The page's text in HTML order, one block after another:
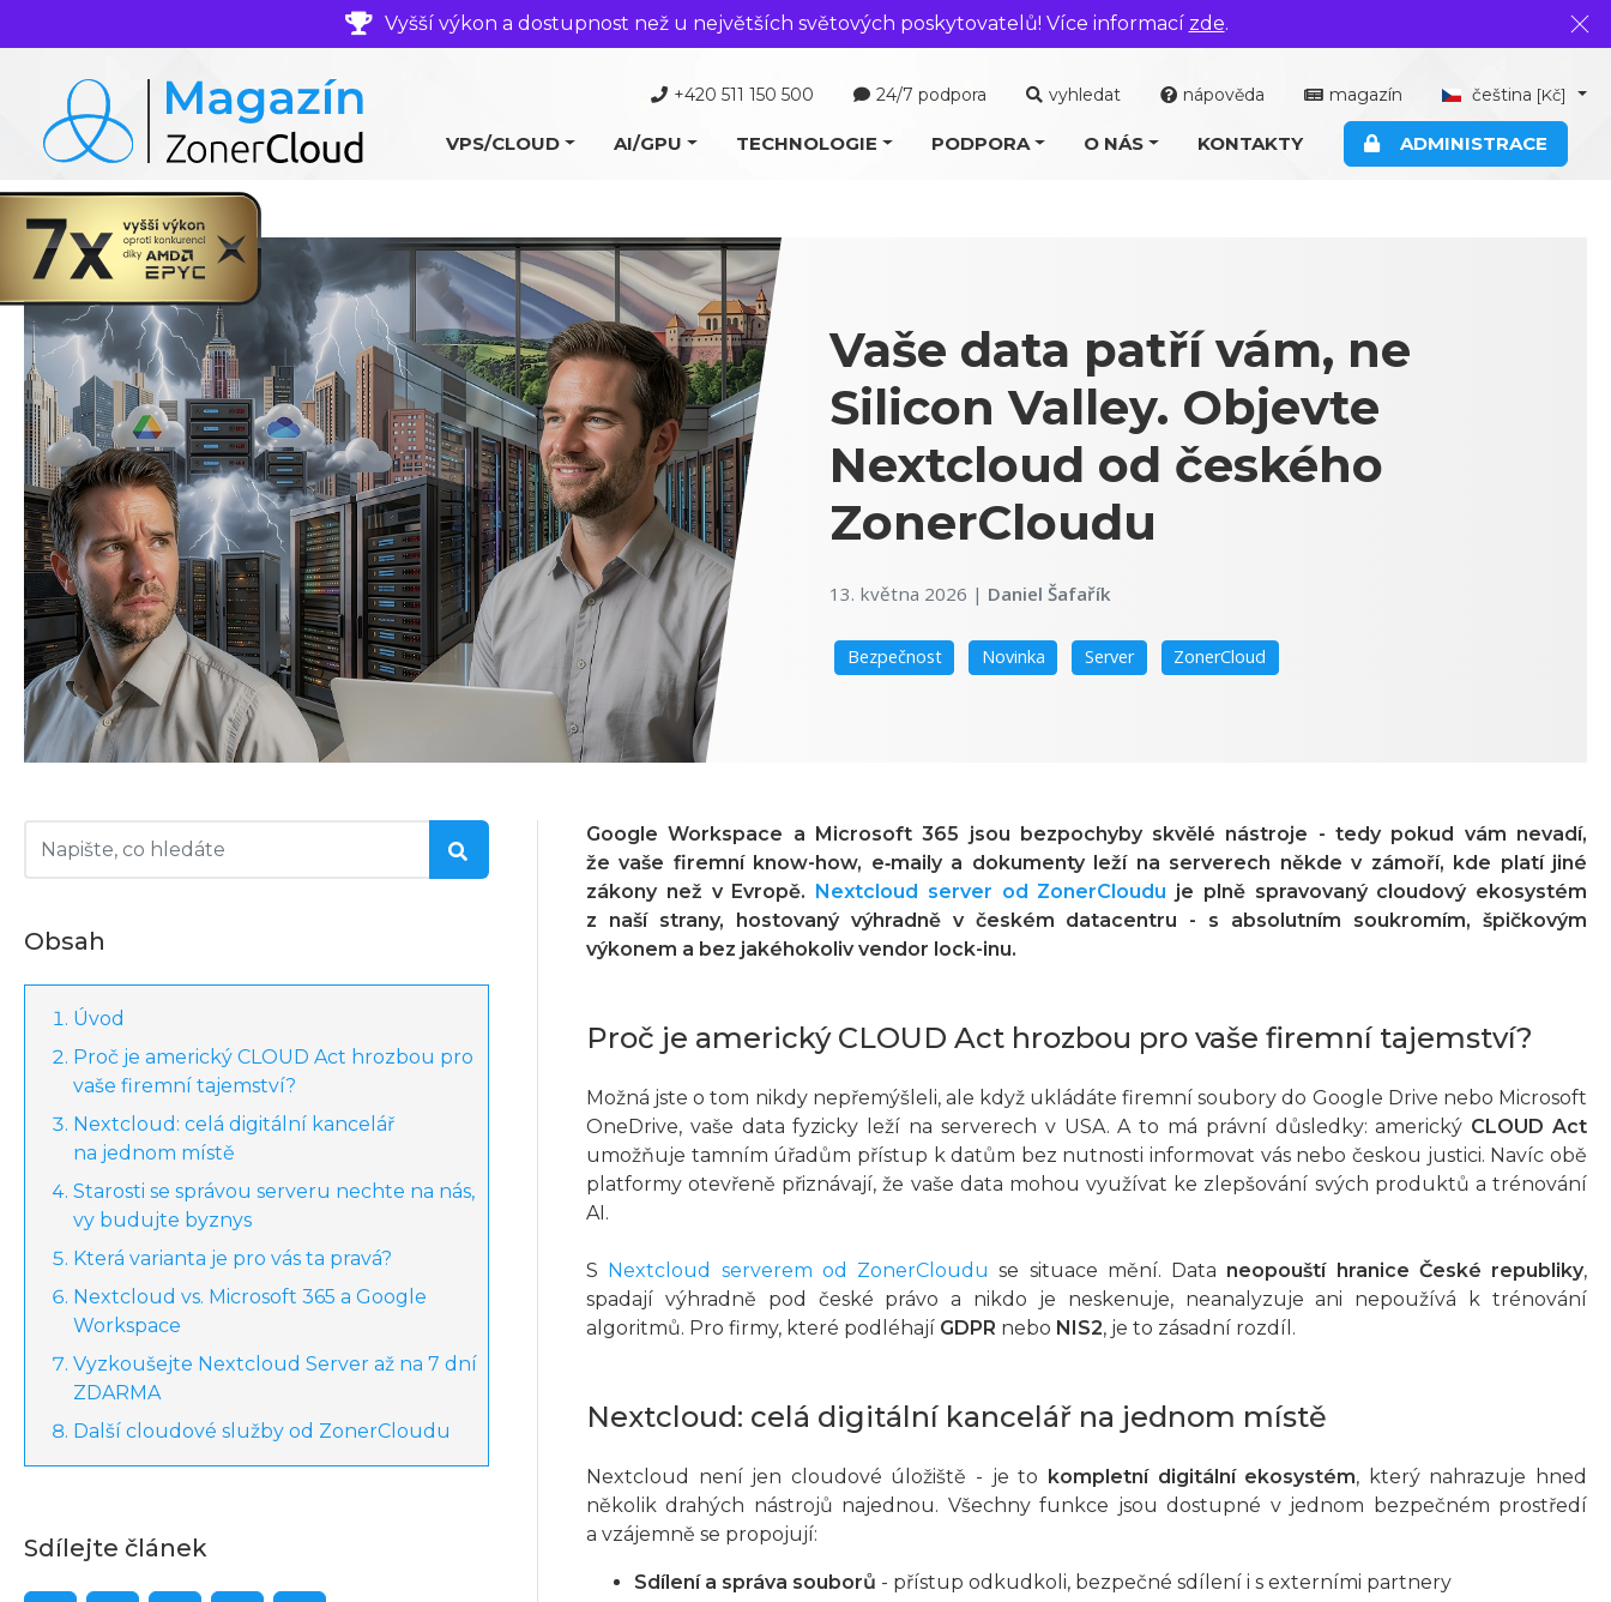
Vyšší výkon a dostupnost než u největších světových poskytovatelů! Více informací zde.
+420 511 150 500 24/7 podpora vyhledat nápověda magazín čeština [Kč]
VPS/CLOUD AI/GPU TECHNOLOGIE PODPORA O NÁS KONTAKTY ADMINISTRACE
Vaše data patří vám, ne
Silicon Valley. Objevte
Nextcloud od českého
ZonerCloudu
13. května 2026 | Daniel Šafařík
Bezpečnost Novinka Server ZonerCloud
Obsah
Úvod
Proč je americký CLOUD Act hrozbou pro
vaše firemní tajemství?
Nextcloud: celá digitální kancelář
na jednom místě
Starosti se správou serveru nechte na nás,
vy budujte byznys
Která varianta je pro vás ta pravá?
Nextcloud vs. Microsoft 365 a Google
Workspace
Vyzkoušejte Nextcloud Server až na 7 dní
ZDARMA
Další cloudové služby od ZonerCloudu
Sdílejte článek
Google Workspace a Microsoft 365 jsou bezpochyby skvělé nástroje - tedy pokud vám nevadí,
že vaše firemní know-how, e‑maily a dokumenty leží na serverech někde v zámoří, kde platí jiné
zákony než v Evropě.
Nextcloud server od ZonerCloudu je plně spravovaný cloudový ekosystém
z naší strany, hostovaný výhradně v českém datacentru - s absolutním soukromím, špičkovým
výkonem a bez jakéhokoliv vendor lock-inu.
Proč je americký CLOUD Act hrozbou pro vaše firemní tajemství?
Možná jste o tom nikdy nepřemýšleli, ale když ukládáte firemní soubory do Google Drive nebo Microsoft
OneDrive, vaše data fyzicky leží na serverech v USA. A to má právní důsledky: americký CLOUD Act
umožňuje tamním úřadům přístup k datům bez nutnosti informovat vás nebo českou justici. Navíc obě
platformy otevřeně přiznávají, že vaše data mohou využívat ke zlepšování svých produktů a trénování
AI.
S Nextcloud serverem od ZonerCloudu se situace mění. Data neopouští hranice České republiky,
spadají výhradně pod české právo a nikdo je neskenuje, neanalyzuje ani nepoužívá k trénování
algoritmů. Pro firmy, které podléhají GDPR nebo NIS2, je to zásadní rozdíl.
Nextcloud: celá digitální kancelář na jednom místě
Nextcloud není jen cloudové úložiště - je to kompletní digitální ekosystém, který nahrazuje hned
několik drahých nástrojů najednou. Všechny funkce jsou dostupné v jednom bezpečném prostředí
a vzájemně se propojují:
Sdílení a správa souborů - přístup odkudkoli, bezpečné sdílení i s externími partnery